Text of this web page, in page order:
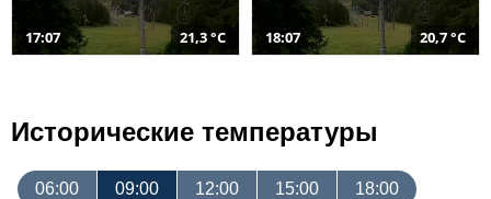
17:07 21,3 °C 18:07 20,7 °C
Исторические температуры
06:00 09:00 12:00 15:00 18:00